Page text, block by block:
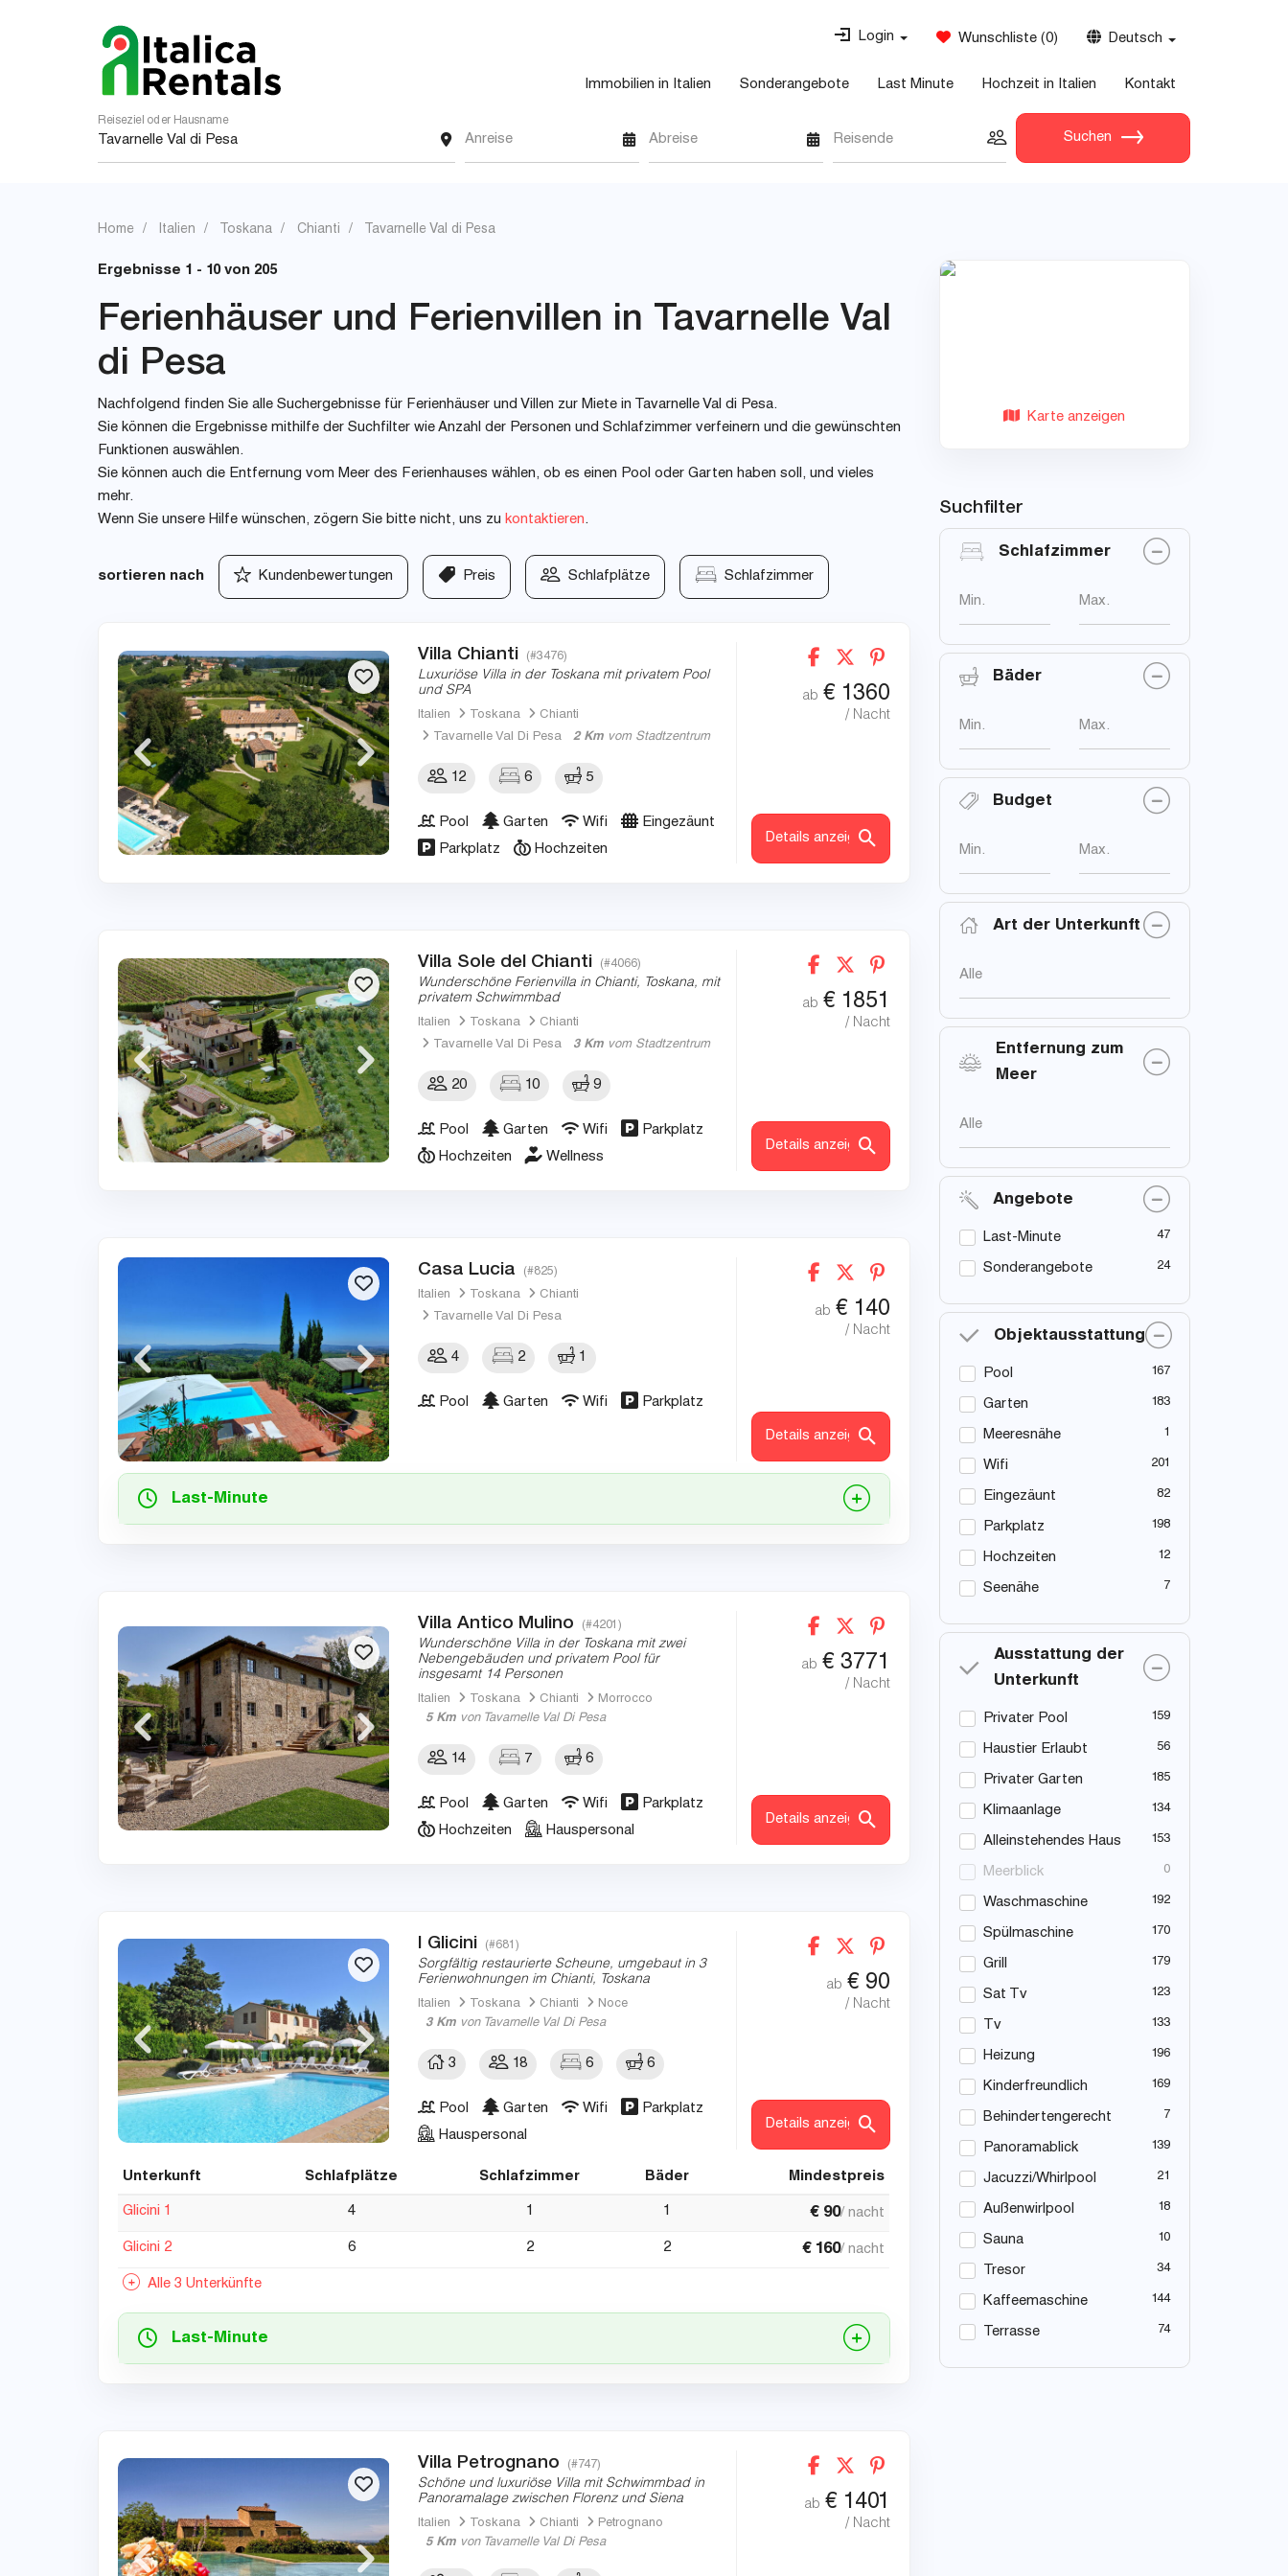
Login Wunschliste (0) Deutsch
Immobilien in Italien Sonderangebote Last Minute Hochzeit in Italien Kontakt
Reiseziel oder Hausname
Anreise Abreise Reisende Suchen
Home Italien Toskana Chianti Tavarnelle Val di Pesa
Ergebnisse 1 - 10 von 205
Ferienhäuser und Ferienvillen in Tavarnelle Val
di Pesa
Nachfolgend finden Sie alle Suchergebnisse für Ferienhäuser und Villen zur Miete in Tavarnelle Val di Pesa.
Sie können die Ergebnisse mithilfe der Suchfilter wie Anzahl der Personen und Schlafzimmer verfeinern und die gewünschten
Funktionen auswählen.
Sie können auch die Entfernung vom Meer des Ferienhauses wählen, ob es einen Pool oder Garten haben soll, und vieles
mehr.
Wenn Sie unsere Hilfe wünschen, zögern Sie bitte nicht, uns zu kontaktieren.
sortieren nach Kundenbewertungen Preis Schlafplätze Schlafzimmer
Villa Chianti (#3476)
Luxuriöse Villa in der Toskana mit privatem Pool
und SPA
Italien Toskana
Chianti
Tavarnelle Val Di Pesa
2 Km vom Stadtzentrum
12 6 5
Pool Garten Wifi
Eingezäunt
Parkplatz
Hochzeiten
ab € 1360
/ Nacht
Details anzeigen
Villa Sole del Chianti (#4066)
Wunderschöne Ferienvilla in Chianti, Toskana, mit
privatem Schwimmbad
Italien Toskana
Chianti
Tavarnelle Val Di Pesa
3 Km vom Stadtzentrum
20 10 9
Pool Garten Wifi
Parkplatz
Hochzeiten
Wellness
ab € 1851
/ Nacht
Details anzeigen
Casa Lucia (#825)
Italien Toskana
Chianti
Tavarnelle Val Di Pesa
4 2 1
Pool Garten Wifi Parkplatz
ab € 140
/ Nacht
Details anzeigen
Last-Minute
Villa Antico Mulino (#4201)
Wunderschöne Villa in der Toskana mit zwei
Nebengebäuden und privatem Pool für
insgesamt 14 Personen
Italien Toskana Chianti
Morrocco
5 Km von Tavarnelle Val Di Pesa
14 7 6
Pool Garten Wifi
Parkplatz
Hochzeiten
Hauspersonal
ab € 3771
/ Nacht
Details anzeigen
I Glicini (#681)
Sorgfältig restaurierte Scheune, umgebaut in 3
Ferienwohnungen im Chianti, Toskana
Italien Toskana Chianti
Noce
3 Km von Tavarnelle Val Di Pesa
3 18 6 6
Pool Garten Wifi
Parkplatz
Hauspersonal
ab € 90
/ Nacht
Details anzeigen
Unterkunft Schlafplätze Schlafzimmer Bäder Mindestpreis
Glicini 1 4 1 1 €90/ nacht
Glicini 2 6 2 2 €160/ nacht
Alle 3 Unterkünfte
Last-Minute
Villa Petrognano (#747)
Schöne und luxuriöse Villa mit Schwimmbad in
Panoramalage zwischen Florenz und Siena
Italien Toskana Chianti
Petrognano
5 Km von Tavarnelle Val Di Pesa
ab € 1401
/ Nacht
Karte anzeigen
Suchfilter
Schlafzimmer
Min. Max.
Bäder
Min. Max.
Budget
Min. Max.
Art der Unterkunft
Alle
Entfernung zum
Meer
Alle
Angebote
Last-Minute 47
Sonderangebote 24
Objektausstattung
Pool 167
Garten 183
Meeresnähe 1
Wifi 201
Eingezäunt 82
Parkplatz 198
Hochzeiten 12
Seenähe 7
Ausstattung der
Unterkunft
Privater Pool 159
Haustier Erlaubt 56
Privater Garten 185
Klimaanlage 134
Alleinstehendes Haus 153
Meerblick 0
Waschmaschine 192
Spülmaschine 170
Grill 179
Sat Tv 123
Tv 133
Heizung 196
Kinderfreundlich 169
Behindertengerecht 7
Panoramablick 139
Jacuzzi/Whirlpool 21
Außenwirlpool 18
Sauna 10
Tresor 34
Kaffeemaschine 144
Terrasse 74